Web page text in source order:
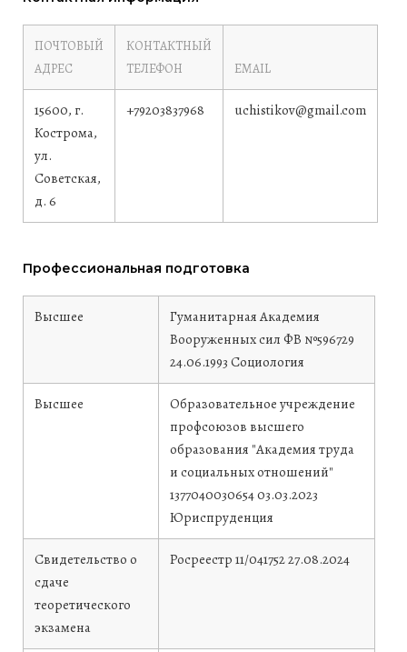
ПОЧТОВЫЙ
АДРЕС
КОНТАКТНЫЙ
ТЕЛЕФОН
EMAIL
15600, г.
Кострома,
ул.
Советская,
д. 6
+79203837968 uchistikov@gmail.com
Профессиональная подготовка
Высшее
Гуманитарная Академия
Вооруженных сил ФВ №596729
24.06.1993 Социология
Высшее
Образовательное учреждение
профсоюзов высшего
образования "Академия труда
и социальных отношений"
137704003065403.03.2023
Юриспруденция
Свидетельство о
сдаче
теоретического
экзамена
Росреестр 11/04175227.08.2024